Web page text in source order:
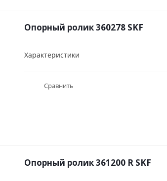
Опорный ролик 360278 SKF
Характеристики
Сравнить
Опорный ролик 361200 R SKF